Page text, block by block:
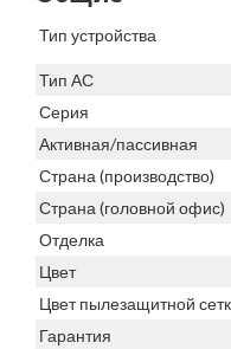
Тип устройства
Тип АС
Серия
Активная/пассивная
Страна (производство)
Страна (головной офис)
Отделка
Цвет
Цвет пылезащитной
Гарантия